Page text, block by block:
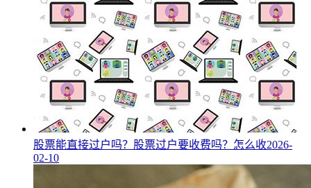
股票能直接过户吗？股票过户要收费吗？怎么收2026-
02-10